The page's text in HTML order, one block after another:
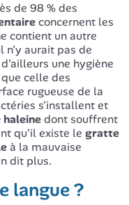
de 98 % des
concernent les
contient un autre
n'y aurait pas de
une hygiène
celle des
rugueuse de la
s'installent et
haleinedont souffrent
qu'il existe le gratte
à la mauvaise
dit plus.
langue ?